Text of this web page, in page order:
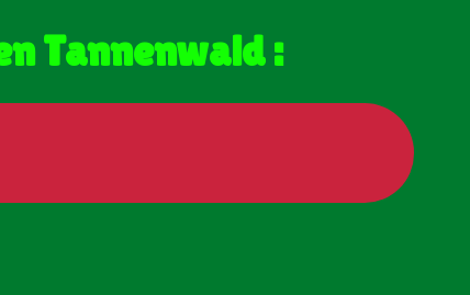
Tannenwald :